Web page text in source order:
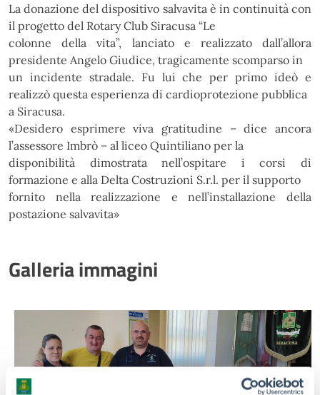
La donazione del dispositivo salvavita è in continuità con
il progetto del Rotary Club Siracusa “Le
colonne della vita”, lanciato e realizzato dall’allora
presidente Angelo Giudice, tragicamente scomparso in
un incidente stradale. Fu lui che per primo ideò e
realizzò questa esperienza di cardioprotezione pubblica
a Siracusa.
«Desidero esprimere viva gratitudine – dice ancora
l’assessore Imbrò – al liceo Quintiliano per la
disponibilità dimostrata nell’ospitare i corsi di
formazione e alla Delta Costruzioni S.r.l. per il supporto
fornito nella realizzazione e nell’installazione della
postazione salvavita»
Galleria immagini